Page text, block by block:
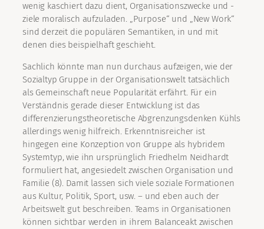
wenig kaschiert dazu dient, Organisationszwecke und -
ziele moralisch aufzuladen. „Purpose“ und „New Work“
sind derzeit die populären Semantiken, in und mit
denen dies beispielhaft geschieht.
Sachlich könnte man nun durchaus aufzeigen, wie der
Sozialtyp Gruppe in der Organisationswelt tatsächlich
als Gemeinschaft neue Popularität erfährt. Für ein
Verständnis gerade dieser Entwicklung ist das
differenzierungstheoretische Abgrenzungsdenken Kühls
allerdings wenig hilfreich. Erkenntnisreicher ist
hingegen eine Konzeption von Gruppe als hybridem
Systemtyp, wie ihn ursprünglich Friedhelm Neidhardt
formuliert hat, angesiedelt zwischen Organisation und
Familie (8). Damit lassen sich viele soziale Formationen
aus Kultur, Politik, Sport, usw. – und eben auch der
Arbeitswelt gut beschreiben. Teams in Organisationen
können sichtbar werden in ihrem Balanceakt zwischen